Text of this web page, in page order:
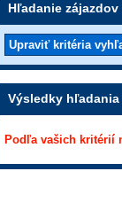
Hľadanie zájazdov
Výsledky hľadania
Podľa vašich kritérií